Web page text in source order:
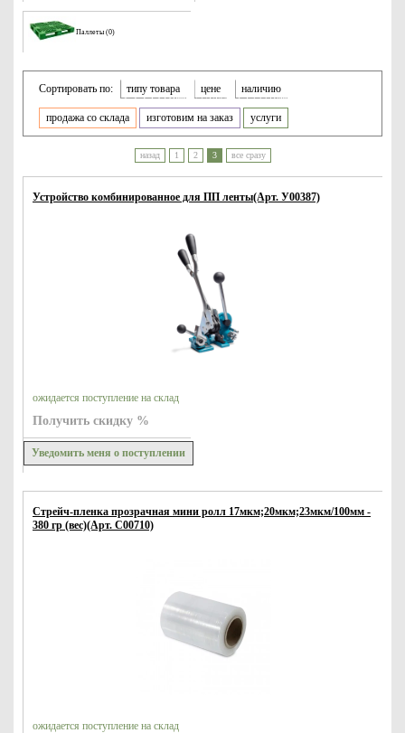
Паллеты (0)
Сортировать по: типу товара цене наличию
продажа со склада изготовим на заказ услуги
назад 1 2 3 все сразу
Устройство комбинированное для ПП ленты(Арт. У00387)
ожидается поступление на склад
Получить скидку %
Уведомить меня о поступлении
Стрейч-пленка прозрачная мини ролл 17мкм;20мкм;23мкм/100мм -
380 гр (вес)(Арт. С00710)
ожидается поступление на склад